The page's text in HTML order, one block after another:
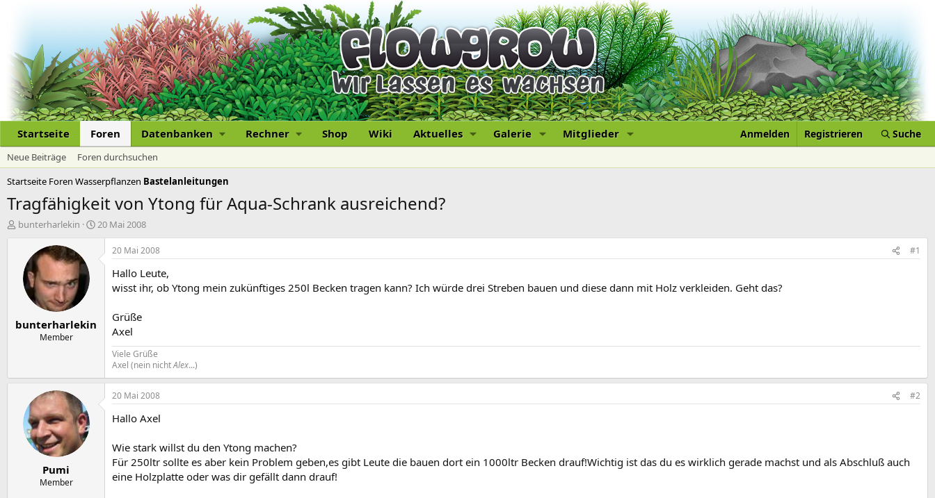
Startseite Foren Datenbanken Rechner Shop Wiki Aktuelles Galerie Mitglieder Anmelden Registrieren Suche
Neue Beiträge
Foren durchsuchen
Startseite Foren Wasserpflanzen Bastelanleitungen
Tragfähigkeit von Ytong für Aqua-Schrank ausreichend?
E
r
bunterharlekin
E
t
20 Mai 2008
bunterharlekin
Member
20 Mai 2008 #1
Hallo Leute,
wisst ihr, ob Ytong mein zukünftiges 250l Becken tragen kann? Ich würde drei Streben bauen und diese dann mit Holz verkleiden. Geht das?
Grüße
Axel
Viele Grüße
Axel (nein nichtAlex...)
Pumi
Member
20 Mai 2008 #2
Hallo Axel
Wie stark willst du den Ytong machen?
Für 250ltr sollte es aber kein Problem geben,es gibt Leute die bauen dort ein 1000ltr Becken drauf!Wichtig ist das du es wirklich gerade machst und als Abschluß auch
eine Holzplatte oder was dir gefällt dann drauf!